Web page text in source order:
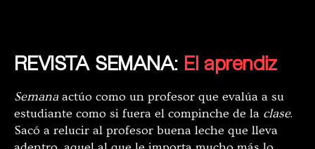
REVISTA SEMANA: El aprendiz
Semana actúo como un profesor que evalúa a su
estudiante como si fuera el compinche de la clase.
Sacó a relucir al profesor buena leche que lleva